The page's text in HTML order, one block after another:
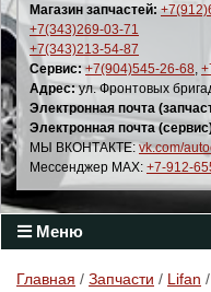
Магазин запчастей:
+7(343)269-03-71
+7(343)213-54-87
Сервис: +7(904)545-26-68,
Адрес:ул. Фронтовых
Электронная почта
Электронная почта
МЫ ВКОНТАКТЕ: vk.com/
Мессенджер MAX: +7-912-
Меню
Главная / Запчасти / Lifan /